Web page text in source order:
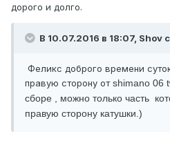
дорого и долго.
В 10.07.2016 в 18:07, Shov
Феликс доброго времени
правую сторону отshimano 06
сборе , можно только часть
правую сторону катушки.)